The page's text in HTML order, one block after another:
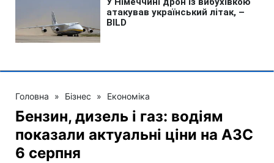
Головна » Бізнес » Економіка
Бензин, дизель і газ: водіям
показали актуальні ціни на АЗС
6 серпня